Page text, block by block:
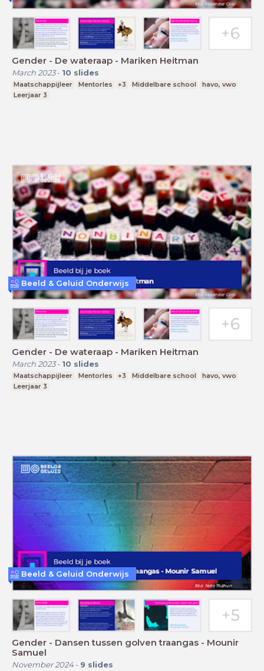
Gender - De wateraap - Mariken Heitman
March 2023- 10 slides
Maatschappijleer Mentorles +3 Middelbare school
havo, vwo
Leerjaar 3
Gender - De wateraap - Mariken Heitman
March 2023- 10 slides
Maatschappijleer Mentorles +3 Middelbare school
havo, vwo
Leerjaar 3
Beeld & Geluid Onderwijs
Gender - Dansen tussen golven traangas - Mounir
Samuel
November 2024- 9 slides
Beeld & Geluid Onderwijs